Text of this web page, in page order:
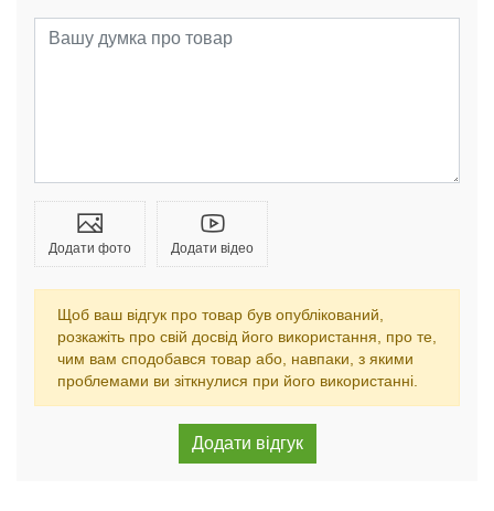
Додати фото Додати відео
Щоб ваш відгук про товар був опублікований,
розкажіть про свій досвід його використання, про те,
чим вам сподобався товар або, навпаки, з якими
проблемами ви зіткнулися при його використанні.